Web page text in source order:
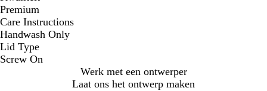
Premium
Care Instructions
Handwash Only
Lid Type
Screw On
Werk met een ontwerper
Laat ons het ontwerp maken